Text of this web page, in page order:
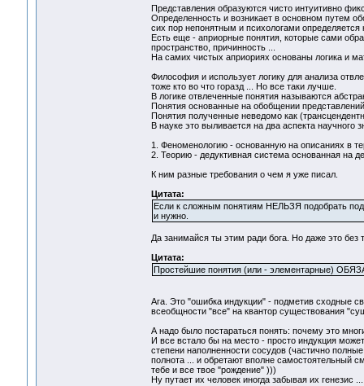
Представления образуются чисто интуитивно
Определенность и возникает в основном путем
сих пор непонятным и психологами
Есть еще - априорные понятия, которые сами
пространство, причинность ...
На самих чистых априориях основаны логика и
Философия и использует логику для анализа
тоже кто во что горазд ... Но все таки лучше.
В логике отвлеченные понятия называются
Понятия основанные на обобщении
Понятия полученные неведомо как
В науке это выливается на два аспекта научного
1. Феноменологию - основанную на описаниях в
2. Теорию - дедуктивная система основанная на
К ним разные требования о чем я уже писал.
Цитата:
Если к сложным понятиям НЕЛЬЗЯ подобрать
и нужно.
Да занимайся ты этим ради бога. Но даже это без
Цитата:
Простейшие понятия (или - элементарные)
Ага. Это "ошибка индукции" - подметив сходные
всеобщности "все" на квантор существования
А надо было постараться понять: почему это
И все встало бы на место - просто индукция
степени наполненности сосудов (частично
полнота ... и обретают вполне самостоятельный
тебе и все твое "рождение" )))
Ну путает их человек иногда забывая их генезис